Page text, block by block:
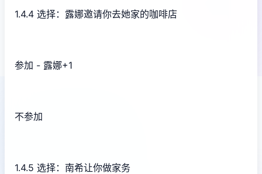
1.4.4 选择：露娜邀请你去她家的咖啡店
参加 - 露娜+1
不参加
1.4.5 选择：南希让你做家务